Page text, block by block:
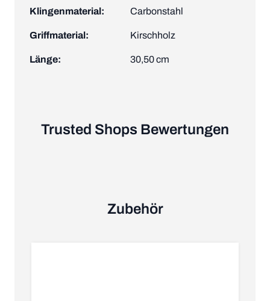
Klingenmaterial: Carbonstahl
Griffmaterial: Kirschholz
Länge: 30,50 cm
Trusted Shops Bewertungen
Zubehör